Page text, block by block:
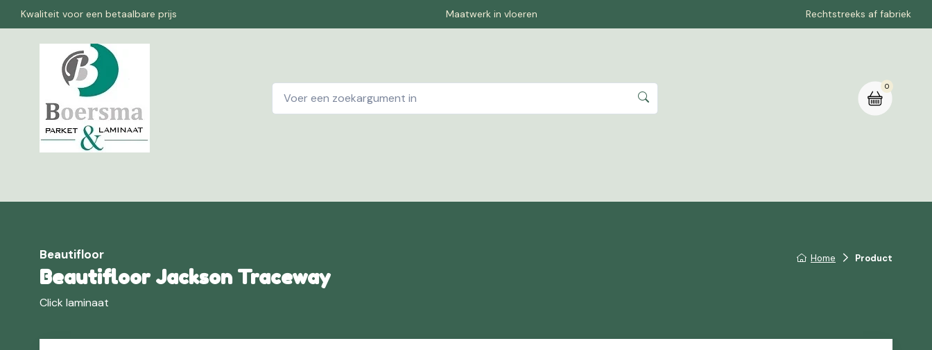
Kwaliteit voor een betaalbare prijs Maatwerk in vloeren Rechtstreeks af fabriek
0
Home Product
Beautifloor
Beautifloor Jackson Traceway
Click laminaat